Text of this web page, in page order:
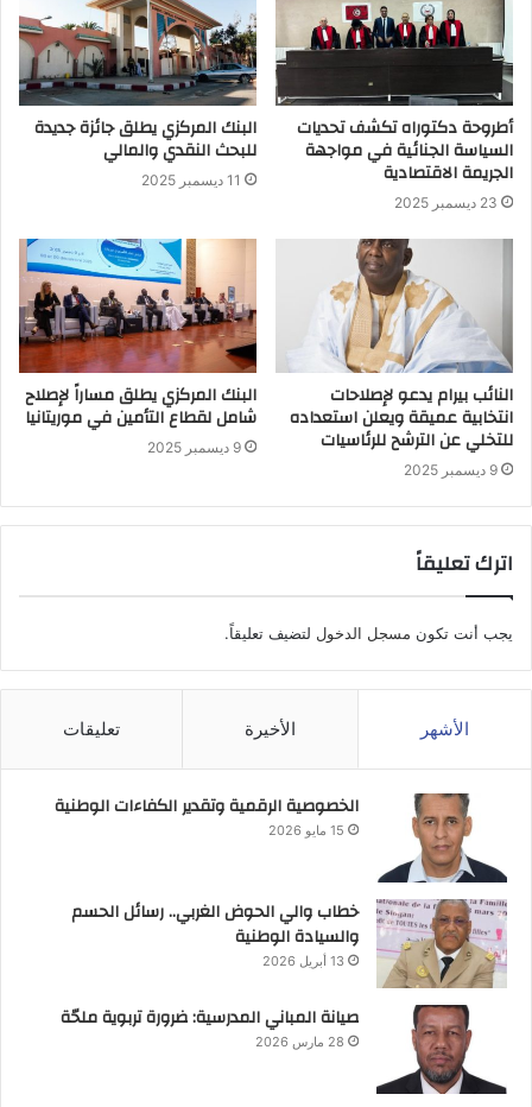
أطروحة دكتوراه تكشف تحديات
السياسة الجنائية في مواجهة
الجريمة الاقتصادية
23 ديسمبر 2025
البنك المركزي يطلق جائزة جديدة
للبحث النقدي والمالي
11 ديسمبر 2025
النائب بيرام يدعو لإصلاحات
انتخابية عميقة ويعلن استعداده
للتخلي عن الترشح للرئاسيات
9 ديسمبر 2025
البنك المركزي يطلق مساراً لإصلاح
شامل لقطاع التأمين في موريتانيا
9 ديسمبر 2025
اترك تعليقاً
يجب أنت تكون مسجل الدخول لتضيف تعليقاً.
الأشهر الأخيرة تعليقات
الخصوصية الرقمية وتقدير الكفاءات الوطنية
15 مايو 2026
خطاب والي الحوض الغربي.. رسائل الحسم
والسيادة الوطنية
13 أبريل 2026
صيانة المباني المدرسية: ضرورة تربوية ملحّة
28 مارس 2026